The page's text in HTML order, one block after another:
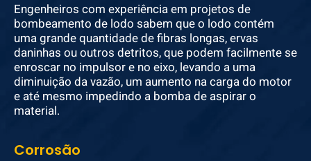
Engenheiros com experiência em projetos de
bombeamento de lodo sabem que o lodo contém
uma grande quantidade de fibras longas, ervas
daninhas ou outros detritos, que podem facilmente se
enroscar no impulsor e no eixo, levando a uma
diminuição da vazão, um aumento na carga do motor
e até mesmo impedindo a bomba de aspirar o
material.
Corrosão